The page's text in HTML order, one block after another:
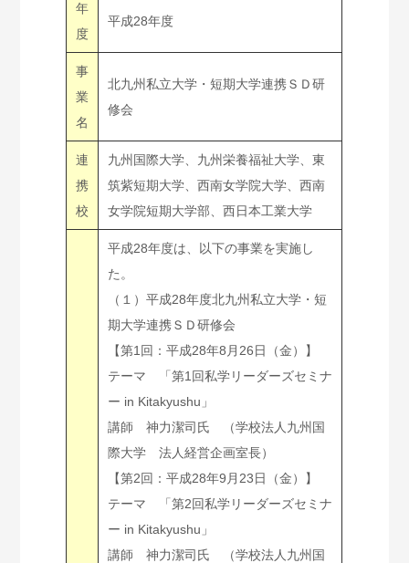
年
度
平成28年度
事
業
名
北九州私立大学・短期大学連携ＳＤ研
修会
連
携
校
九州国際大学、九州栄養福祉大学、東
筑紫短期大学、西南女学院大学、西南
女学院短期大学部、西日本工業大学
平成28年度は、以下の事業を実施し
た。
（１）平成28年度北九州私立大学・短
期大学連携ＳＤ研修会
【第1回：平成28年8月26日（金）】
テーマ 「第1回私学リーダーズセミナ
ー in Kitakyushu」
講師 神力潔司氏 （学校法人九州国
際大学 法人経営企画室長）
【第2回：平成28年9月23日（金）】
テーマ 「第2回私学リーダーズセミナ
ー in Kitakyushu」
講師 神力潔司氏 （学校法人九州国